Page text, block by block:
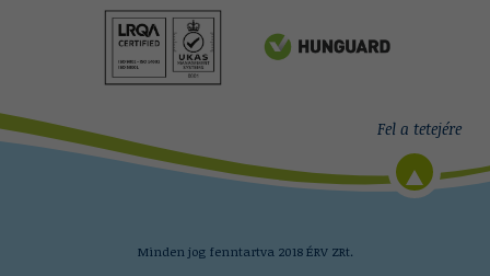
Minden jog fenntartva 2018 ÉRV ZRt.